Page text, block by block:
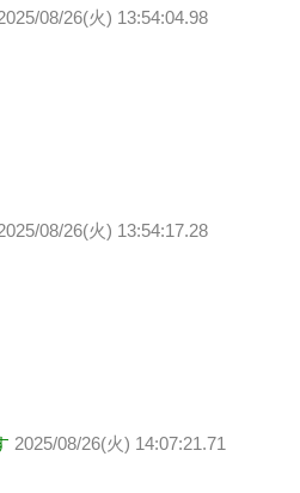
08/26(火) 13:54:04.98
08/26(火) 13:54:17.28
2025/08/26(火) 14:07:21.71